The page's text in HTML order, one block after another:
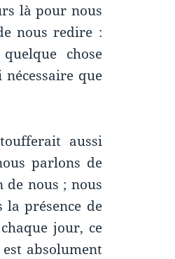
là pour nous
nous redire :
chose
nécessaire que
aussi
parlons de
de nous ; nous
la présence de
jour, ce
absolument